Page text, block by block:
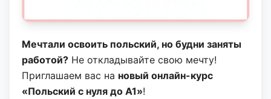
Мечтали освоить польский, но будни заняты
работой? Не откладывайте свою мечту!
Приглашаем вас на новый онлайн-курс
«Польский с нуля до А1»!